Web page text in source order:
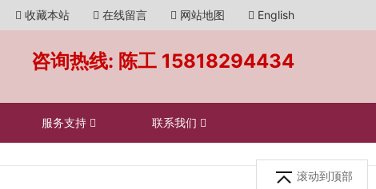
收藏本站 在线留言 网站地图 English
咨询热线: 陈工 15818294434
服务支持 联系我们
滚动到顶部